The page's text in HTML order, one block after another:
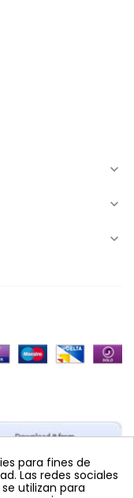



para fines de
Las redes sociales
utilizan para